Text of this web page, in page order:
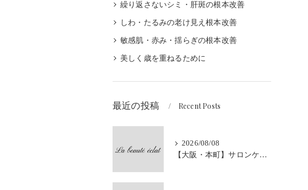
繰り返さないシミ・肝斑の根本改善
しわ・たるみの老け見え根本改善
敏感肌・赤み・揺らぎの根本改善
美しく歳を重ねるために
最近の投稿 Recent Posts
2026/08/08
【大阪・本町】サロンケアだけでは肌改善は難しい？｜ホームケアとの組み合わせが大切な理由